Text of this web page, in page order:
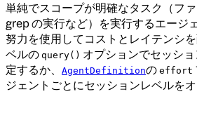
単純でスコープが明確なタスク（フ
grep の実行など）を実行するエージ
努力を使用してコストとレイテンシ
ベルの query() オプションでセッシ
定するか、
AgentDefinitionの effort
ジェントごとにセッションレベルを